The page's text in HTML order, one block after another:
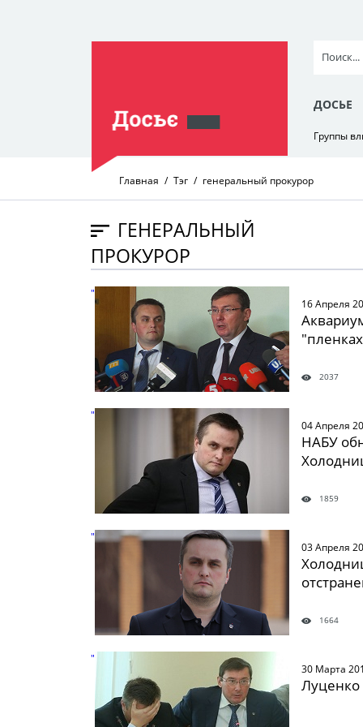
ДОСЬЕ
Группы
Главная Тэг генеральный прокурор
ГЕНЕРАЛЬНЫЙ
ПРОКУРОР
" />
16 Апреля
2037
" />
04 Апреля
НАБУ
1859
" />
03 Апреля
1664
" />
30 Марта
Луценко